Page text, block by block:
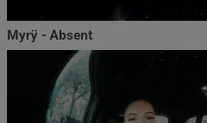
Myrÿ - Absent